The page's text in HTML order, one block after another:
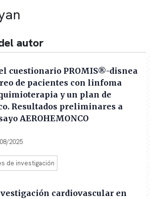
autor
cuestionario PROMIS®-disnea
de pacientes con linfoma
y un plan de
Resultados preliminares a
AEROHEMONCO
2025
de investigación
cardiovascular en